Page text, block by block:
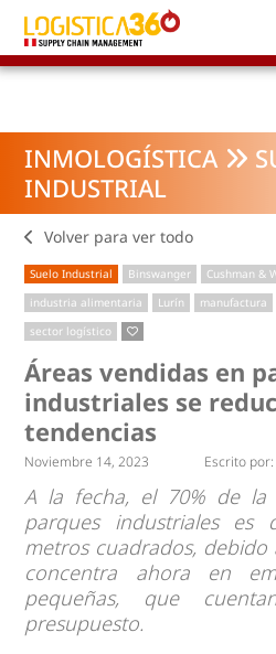
INMOLOGÍSTICA
INDUSTRIAL
Volver para ver todo
Suelo Industrial Binswanger Cushman &
industria alimentaria
Lurín manufactura
sector logístico
Áreas vendidas en
industriales se
tendencias
Noviembre 14, 2023 Escrito por:
A la fecha, el 70% de
parques industriales es
metros cuadrados,
concentra ahora en
pequeñas, que
presupuesto.